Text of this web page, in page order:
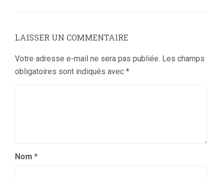
LAISSER UN COMMENTAIRE
Votre adresse e-mail ne sera pas publiée. Les champs
obligatoires sont indiqués avec *
Nom *